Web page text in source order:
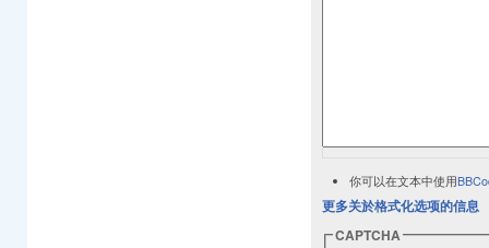
你可以在文本中使用
更多关於格式化选项的信息
CAPTCHA